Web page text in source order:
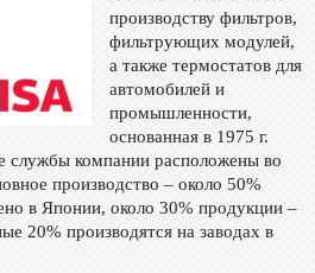
производству фильтров,
фильтрующих модулей,
а также термостатов для
автомобилей и
промышленности,
основанная в 1975 г.
службы компании расположены во
производство – около 50%
в Японии, около 30% продукции –
20% производятся на заводах в